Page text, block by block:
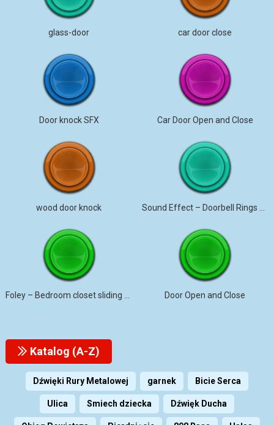
glass-door car door close
Door knock SFX Car Door Open and Close
wood door knock
Door Open and Close
Katalog (A-Z)
Dźwięki Rury Metalowej garnek Bicie Serca
Ulica Smiech dziecka Dźwięk Ducha